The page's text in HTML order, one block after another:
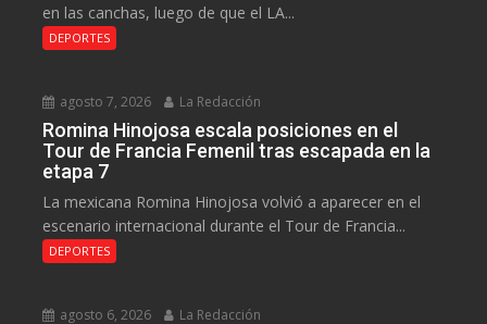
en las canchas, luego de que el LA...
DEPORTES
agosto 7, 2026 La Redacción
Romina Hinojosa escala posiciones en el
Tour de Francia Femenil tras escapada en la
etapa 7
La mexicana Romina Hinojosa volvió a aparecer en el
escenario internacional durante el Tour de Francia...
DEPORTES
agosto 6, 2026 La Redacción